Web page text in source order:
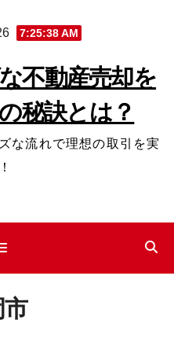
7:25:39 AM
不動産売却を
秘訣とは？
な流れで理想の取引を実